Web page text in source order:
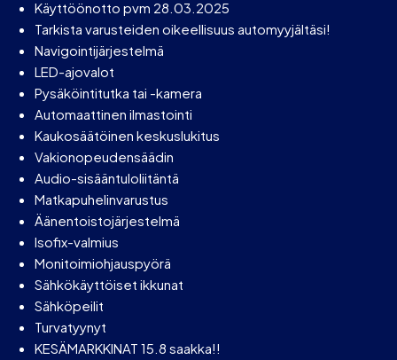
Käyttöönotto pvm 28.03.2025
Tarkista varusteiden oikeellisuus automyyjältäsi!
Navigointijärjestelmä
LED-ajovalot
Pysäköintitutka tai -kamera
Automaattinen ilmastointi
Kaukosäätöinen keskuslukitus
Vakionopeudensäädin
Audio-sisääntuloliitäntä
Matkapuhelinvarustus
Äänentoistojärjestelmä
Isofix-valmius
Monitoimiohjauspyörä
Sähkökäyttöiset ikkunat
Sähköpeilit
Turvatyynyt
KESÄMARKKINAT 15.8 saakka!!